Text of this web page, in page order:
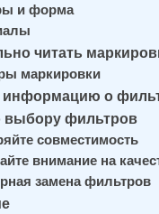
и форма
читать
маркировки
информацию о
выбору фильтров
совместимость
внимание на
замена фильтров